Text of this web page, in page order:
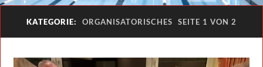
KATEGORIE: ORGANISATORISCHES SEITE 1 VON 2